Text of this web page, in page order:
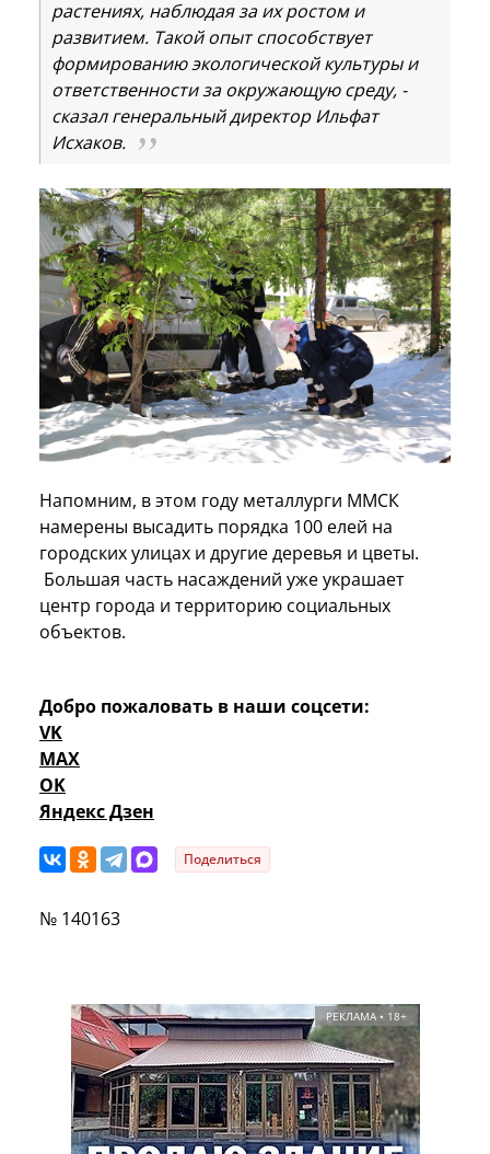
растениях, наблюдая за их ростом и
развитием. Такой опыт способствует
формированию экологической культуры и
ответственности за окружающую среду, -
сказал генеральный директор Ильфат
Исхаков.
Напомним, в этом году металлурги ММСК
намерены высадить порядка 100 елей на
городских улицах и другие деревья и цветы.
Большая часть насаждений уже украшает
центр города и территорию социальных
объектов.
Добро пожаловать в наши соцсети:
VK
MAX
OK
Яндекс Дзен
Поделиться
№ 140163
РЕКЛАМА • 18+